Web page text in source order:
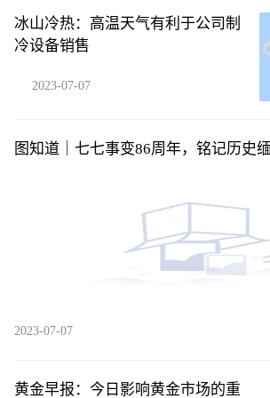
冰山冷热：高温天气有利于公司制
冷设备销售
2023-07-07
图知道｜七七事变86周年，铭记历史
2023-07-07
黄金早报：今日影响黄金市场的重